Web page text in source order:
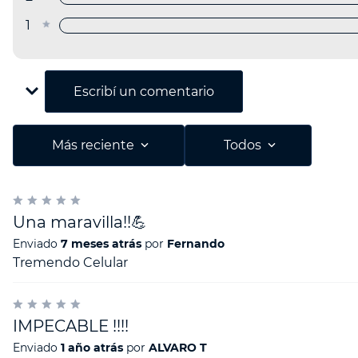
1 estrella
Escribe un comentario
Agregar comentario
Califica el producto de 1 a 5 estrellas
Más reciente Todos
Una maravilla!!💪
Enviado 7 meses atrás por Fernando
Tremendo Celular
IMPECABLE !!!!
Enviado 1 año atrás por ALVARO T